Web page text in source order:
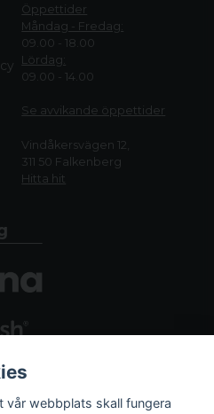
Öppettider
Måndag - Fredag:
09.00 - 18.00
Lördag:
09.00 - 14.00
Se avvikande öppettider
Vindåkersvägen 12,
311 50 Falkenberg
Hitta hit
vår webbplats skall fungera